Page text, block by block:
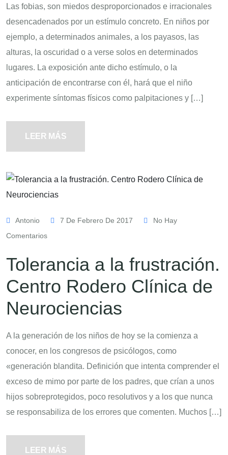
Las fobias, son miedos desproporcionados e irracionales
desencadenados por un estímulo concreto. En niños por
ejemplo, a determinados animales, a los payasos, las
alturas, la oscuridad o a verse solos en determinados
lugares. La exposición ante dicho estímulo, o la
anticipación de encontrarse con él, hará que el niño
experimente síntomas físicos como palpitaciones y […]
LEER MÁS
Antonio 7 De Febrero De 2017
No Hay
Comentarios
Tolerancia a la frustración.
Centro Rodero Clínica de
Neurociencias
A la generación de los niños de hoy se la comienza a
conocer, en los congresos de psicólogos, como
«generación blandita. Definición que intenta comprender el
exceso de mimo por parte de los padres, que crían a unos
hijos sobreprotegidos, poco resolutivos y a los que nunca
se responsabiliza de los errores que comenten. Muchos […]
LEER MÁS